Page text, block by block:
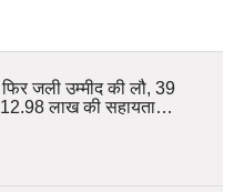
जली उम्मीद की लौ, 39
लाख की सहायता…